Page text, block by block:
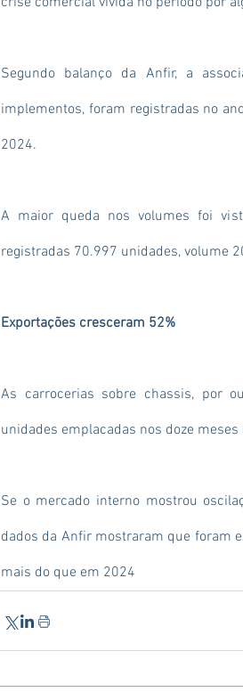
Segundo balanço da Anfir, a
implementos, foram registradas no
2024.
A maior queda nos volumes foi
registradas 70.997 unidades, volume
Exportações cresceram 52%
As carrocerias sobre chassis, por
unidades emplacadas nos doze meses
Se o mercado interno mostrou
dados da Anfir mostraram que foram
mais do que em 2024